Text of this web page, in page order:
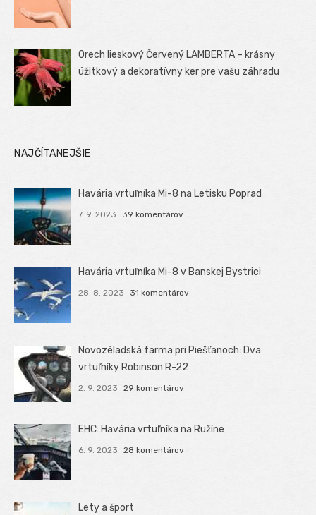
Orech lieskový Červený LAMBERTA – krásny
úžitkový a dekoratívny ker pre vašu záhradu
NAJČÍTANEJŠIE
Havária vrtuľníka Mi-8 na Letisku Poprad
7. 9. 2023 39 komentárov
Havária vrtuľníka Mi-8 v Banskej Bystrici
28. 8. 2023 31 komentárov
Novozéladská farma pri Piešťanoch: Dva
vrtuľníky Robinson R-22
2. 9. 2023 29 komentárov
EHC: Havária vrtuľníka na Ružíne
6. 9. 2023 28 komentárov
Lety a šport